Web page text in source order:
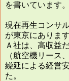
を書いています。
現在再生コンサ
が東京にあります
Ａ社は、高収益
（航空機リース
繰延による経営
た。